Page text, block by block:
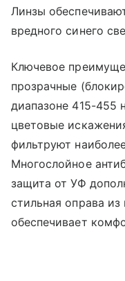
Линзы
вредного синего
Ключевое
прозрачные
диапазоне 415-455
цветовые
фильтруют
Многослойное
защита от УФ
стильная оправа
обеспечивает